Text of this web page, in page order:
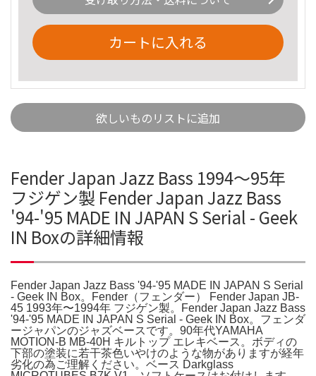
カートに入れる
欲しいものリストに追加
Fender Japan Jazz Bass 1994〜95年
フジゲン製 Fender Japan Jazz Bass
'94-'95 MADE IN JAPAN S Serial - Geek
IN Boxの詳細情報
Fender Japan Jazz Bass '94-'95 MADE IN JAPAN S Serial
- Geek IN Box。Fender（フェンダー） Fender Japan JB-
45 1993年〜1994年 フジゲン製。Fender Japan Jazz Bass
'94-'95 MADE IN JAPAN S Serial - Geek IN Box。フェンダ
ージャパンのジャズベースです。90年代YAMAHA
MOTION-B MB-40H キルトップ エレキベース。ボディの
下部の塗装に若干茶色いやけのような物がありますが経年
劣化の為ご理解ください。ベース Darkglass